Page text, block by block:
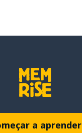
a aprender